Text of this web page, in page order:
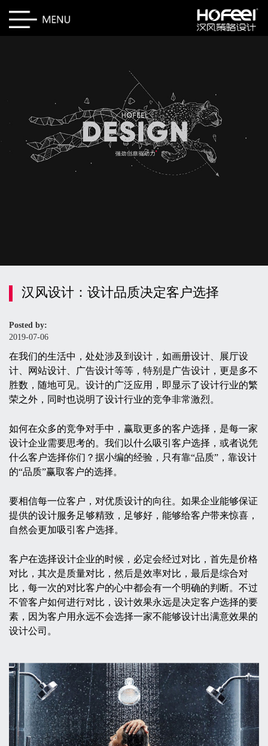
汉风设计：设计品质决定客户选择
Posted by:
2019-07-06
在我们的生活中，处处涉及到设计，如画册设计、展厅设
计、网站设计、广告设计等等，特别是广告设计，更是多不
胜数，随地可见。设计的广泛应用，即显示了设计行业的繁
荣之外，同时也说明了设计行业的竞争非常激烈。
如何在众多的竞争对手中，赢取更多的客户选择，是每一家
设计企业需要思考的。我们以什么吸引客户选择，或者说凭
什么客户选择你们？据小编的经验，只有靠“品质”，靠设计
的“品质”赢取客户的选择。
要相信每一位客户，对优质设计的向往。如果企业能够保证
提供的设计服务足够精致，足够好，能够给客户带来惊喜，
自然会更加吸引客户选择。
客户在选择设计企业的时候，必定会经过对比，首先是价格
对比，其次是质量对比，然后是效率对比，最后是综合对
比，每一次的对比客户的心中都会有一个明确的判断。不过
不管客户如何进行对比，设计效果永远是决定客户选择的要
素，因为客户用永远不会选择一家不能够设计出满意效果的
设计公司。